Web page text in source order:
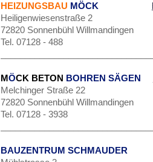
HEIZUNGSBAU MÖCK
Heiligenwiesenstraße 2
72820 Sonnenbühl Willmandingen
Tel. 07128 - 488
MÖCK BETON BOHREN SÄGEN
Melchinger Straße 22
72820 Sonnenbühl Willmandingen
Tel. 07128 - 3938
BAUZENTRUM SCHMAUDER